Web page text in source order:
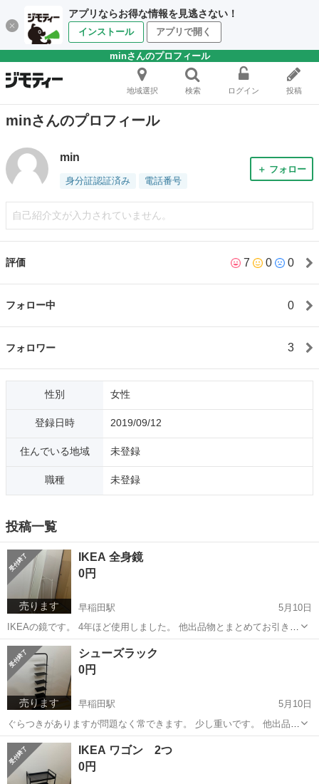
アプリならお得な情報を見逃さない！
インストール アプリで開く
minさんのプロフィール
地域選択 検索 ログイン 投稿
minさんのプロフィール
min
身分証認証済み 電話番号
＋ フォロー
自己紹介文が入力されていません。
評価 7 0 0
フォロー中 0
フォロワー 3
性別 女性
登録日時 2019/09/12
住んでいる地域 未登録
職種 未登録
投稿一覧
売ります
IKEA 全身鏡
0円
早稲田駅
5月10日
IKEAの鏡です。 4年ほど使用しました。 他出品物とまとめてお引き取
りいただける方を優先致します。 受け取りタイミングは平日の19:15-
東京 新宿区 早稲田駅 ミラー/鏡
売ります
シューズラック
0円
早稲田駅
5月10日
ぐらつきがありますが問題なく常できます。 少し重いです。 他出品物
とまとめてお引き取りいただける方を優先致します。 受け取りタイミ
ングは平日の19:15-19:45が希望ですが、調整は可能です。 商品詳細:
材質 メラ...
東京 新宿区 早稲田駅
IKEA ワゴン 2つ
0円